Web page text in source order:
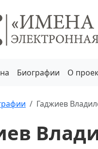
Биографии О
Гаджиев